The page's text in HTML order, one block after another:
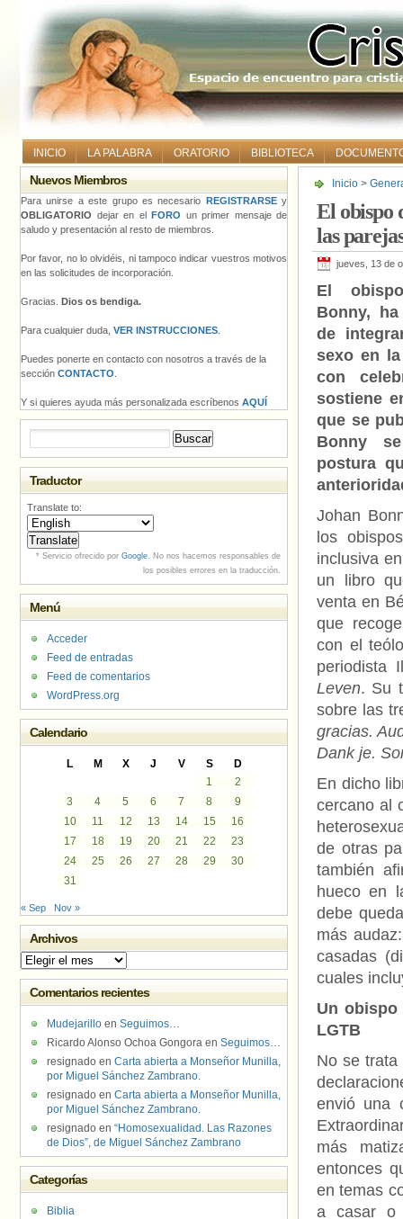
INICIO LA PALABRA ORATORIO BIBLIOTECA
Inicio >
El obispo
las
jueves, 13 de
El
Bonny,
de
sexo en
con
sostiene
que se
Bonny
postura
Johan
los
inclusiva
un libro
venta en
que
con el
periodista
Leven. Su
sobre las
gracias.
Dank je.
En dicho
cercano al
de otras
también
hueco en
debe
más
casadas
cuales
Un
LGTB
No se
envió una
más
entonces
en temas
a casar o
Nuevos Miembros
Para unirse a este grupo es necesario REGISTRARSEy
OBLIGATORIO dejar en el FORO un primer mensaje de
saludo y presentación al resto de miembros.
Por favor, no lo olvidéis, ni tampoco indicar vuestros motivos
en las solicitudes de incorporación.
Gracias. Dios os bendiga.
Para cualquier duda, VER INSTRUCCIONES
Puedes ponerte en contacto con nosotros a través de la
sección CONTACTO
Y si quieres ayuda más personalizada escríbenos AQUÍ
Traductor
Translate to:
* Servicio ofrecido por Google. No nos hacemos responsables de
los posibles errores en la traducción.
Menú
Acceder
Feed de entradas
Feed de comentarios
WordPress.org
Calendario
L M X J V S
D
1
2
3
4 5 6 7 8
9
10
11 12 13 14 15
16
17
18 19 20 21 22
23
24
25 26 27 28 29
30
31
« Sep Nov »
Archivos
Archivos
Comentarios recientes
Mudejarillo en Seguimos…
Ricardo Alonso Ochoa Gongora en Seguimos…
resignado en Carta abierta a Monseñor Munilla,
por Miguel Sánchez Zambrano.
resignado en Carta abierta a Monseñor Munilla,
por Miguel Sánchez Zambrano.
resignado en “Homosexualidad. Las Razones
de Dios”, de Miguel Sánchez Zambrano
Categorías
Biblia